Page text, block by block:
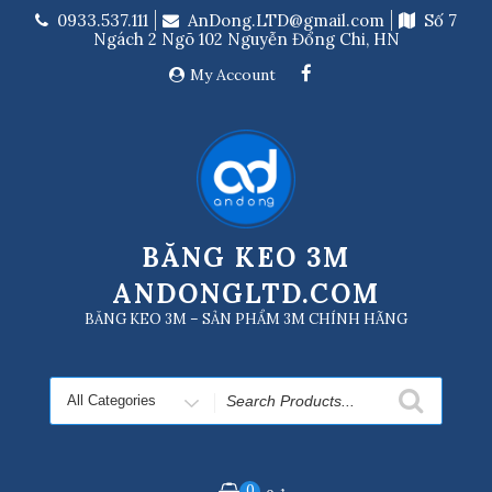
0933.537.111 AnDong.LTD@gmail.com
Số 7
Ngách 2 Ngõ 102 Nguyễn Đổng Chi, HN
My Account
BĂNG KEO 3M
ANDONGLTD.COM
BĂNG KEO 3M – SẢN PHẨM 3M CHÍNH HÃNG
Search
for